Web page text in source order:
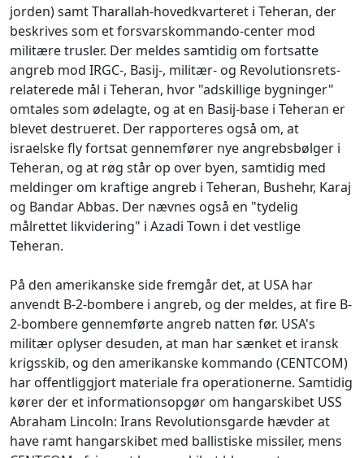
jorden) samt Tharallah-hovedkvarteret i Teheran, der
beskrives som et forsvarskommando-center mod
militære trusler. Der meldes samtidig om fortsatte
angreb mod IRGC-, Basij-, militær- og Revolutionsrets-
relaterede mål i Teheran, hvor "adskillige bygninger"
omtales som ødelagte, og at en Basij-base i Teheran er
blevet destrueret. Der rapporteres også om, at
israelske fly fortsat gennemfører nye angrebsbølger i
Teheran, og at røg står op over byen, samtidig med
meldinger om kraftige angreb i Teheran, Bushehr, Karaj
og Bandar Abbas. Der nævnes også en "tydelig
målrettet likvidering" i Azadi Town i det vestlige
Teheran.
På den amerikanske side fremgår det, at USA har
anvendt B-2-bombere i angreb, og der meldes, at fire B-
2-bombere gennemførte angreb natten før. USA's
militær oplyser desuden, at man har sænket et iransk
krigsskib, og den amerikanske kommando (CENTCOM)
har offentliggjort materiale fra operationerne. Samtidig
kører der et informationsopgør om hangarskibet USS
Abraham Lincoln: Irans Revolutionsgarde hævder at
have ramt hangarskibet med ballistiske missiler, mens